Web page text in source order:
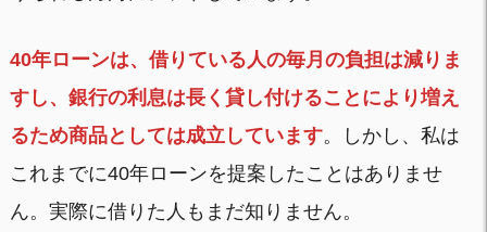
40年ローンは、借りている人の毎月の負担は減りま
すし、銀行の利息は長く貸し付けることにより増え
るため商品としては成立しています。しかし、私は
これまでに40年ローンを提案したことはありませ
ん。実際に借りた人もまだ知りません。